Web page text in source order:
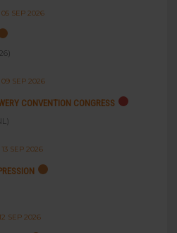
SEP 2026
SEP 2026
CONVENTION CONGRESS
SEP 2026
SEP 2026